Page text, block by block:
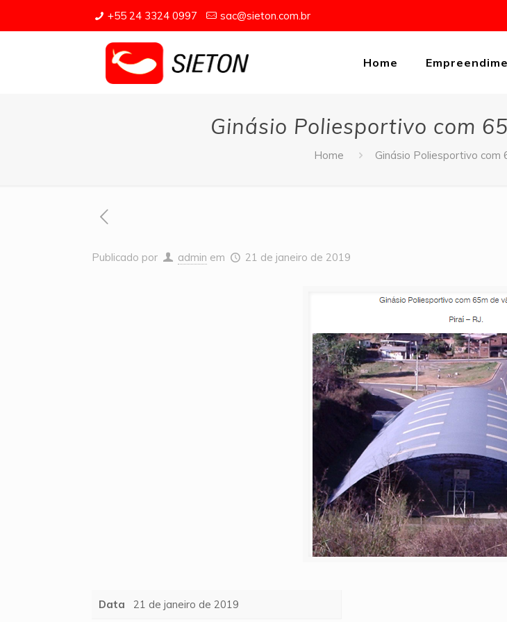
+55 24 3324 0997 sac@sieton.com.br
Home
Ginásio Poliesportivo com
Home Ginásio Poliesportivo com
Publicado por admin em 21 de janeiro de 2019
Data 21 de janeiro de 2019